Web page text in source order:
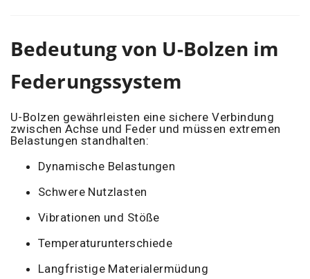
Bedeutung von U-Bolzen im
Federungssystem
U-Bolzen gewährleisten eine sichere Verbindung
zwischen Achse und Feder und müssen extremen
Belastungen standhalten:
Dynamische Belastungen
Schwere Nutzlasten
Vibrationen und Stöße
Temperaturunterschiede
Langfristige Materialermüdung